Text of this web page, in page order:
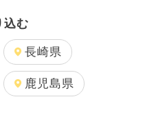
込む
長崎県
鹿児島県